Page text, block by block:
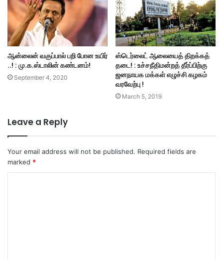
ஆன்லைன் வகுப்பால் பறி போன உயிர்
..! : மு.க.ஸ்டாலின் கண்டனம்!
September 4, 2020
ஸ்டெர்லைட் ஆலையைத் திறக்கத்
தடை! : உச்சநீதிமன்றத் தீர்ப்பிற்கு
ஜனநாயக மக்கள் எழுச்சி கழகம்
வரவேற்பு !
March 5, 2019
Leave a Reply
Your email address will not be published. Required fields are
marked *